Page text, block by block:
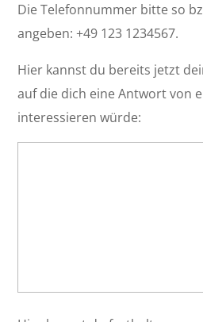
Die Telefonnummer bitte so
angeben: +49 123 1234567.
Hier kannst du bereits jetzt
auf die dich eine Antwort von
interessieren würde: